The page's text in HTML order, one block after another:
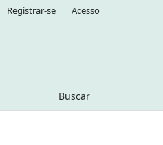
Buscar
Registrar-se Acesso